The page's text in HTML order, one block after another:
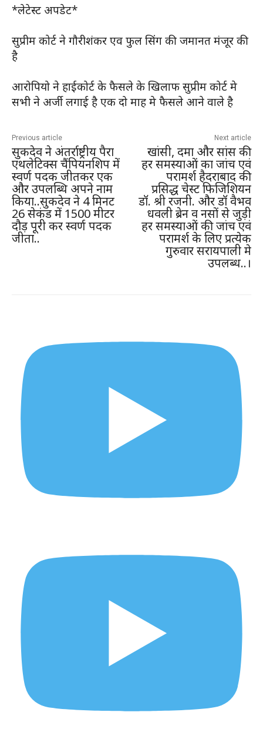
*लेटेस्ट अपडेट*
सुप्रीम कोर्ट ने गौरीशंकर एव फुल सिंग की जमानत मंजूर की
है
आरोपियो ने हाईकोर्ट के फैसले के खिलाफ सुप्रीम कोर्ट मे
सभी ने अर्जी लगाई है एक दो माह मे फैसले आने वाले है
Previous article
सुकदेव ने अंतर्राष्ट्रीय पैरा
एथलेटिक्स चैंपियनशिप में
स्वर्ण पदक जीतकर एक
और उपलब्धि अपने नाम
किया..सुकदेव ने 4 मिनट
26 सेकंड में 1500 मीटर
दौड़ पूरी कर स्वर्ण पदक
जीता..
Next article
खांसी, दमा और सांस की
हर समस्याओं का जांच एवं
परामर्श हैदराबाद की
प्रसिद्ध चेस्ट फिजिशियन
डॉ. श्री रजनी. और डॉ वैभव
धवली ब्रेन व नसों से जुड़ी
हर समस्याओं की जांच एवं
परामर्श के लिए प्रत्येक
गुरुवार सरायपाली मे
उपलब्ध..।